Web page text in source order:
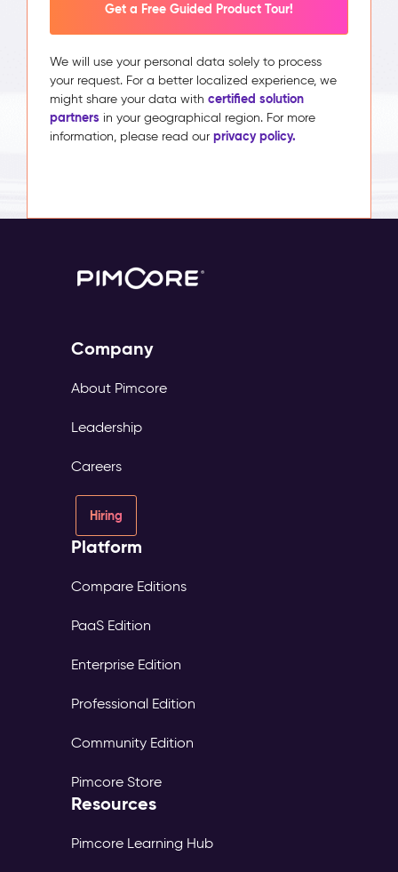
Get a Free Guided Product Tour!
We will use your personal data solely to process
your request. For a better localized experience, we
might share your data with certified solution
partners in your geographical region. For more
information, please read our privacy policy.
Company
About Pimcore
Leadership
Careers
Hiring
Platform
Compare Editions
PaaS Edition
Enterprise Edition
Professional Edition
Community Edition
Pimcore Store
Resources
Pimcore Learning Hub